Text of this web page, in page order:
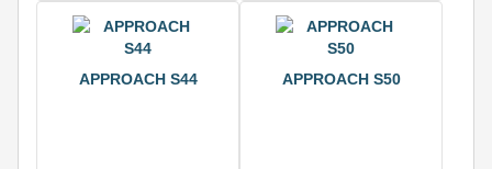
APPROACH S44 APPROACH S50